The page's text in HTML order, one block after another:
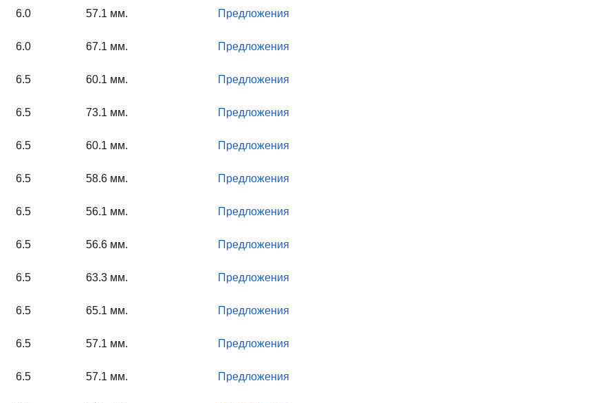
6.0 57.1 мм. Предложения
6.0 67.1 мм. Предложения
6.5 60.1 мм. Предложения
6.5 73.1 мм. Предложения
6.5 60.1 мм. Предложения
6.5 58.6 мм. Предложения
6.5 56.1 мм. Предложения
6.5 56.6 мм. Предложения
6.5 63.3 мм. Предложения
6.5 65.1 мм. Предложения
6.5 57.1 мм. Предложения
6.5 57.1 мм. Предложения